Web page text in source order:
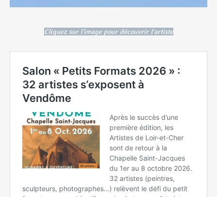
Cliquez sur l'image pour découvrir l'artiste